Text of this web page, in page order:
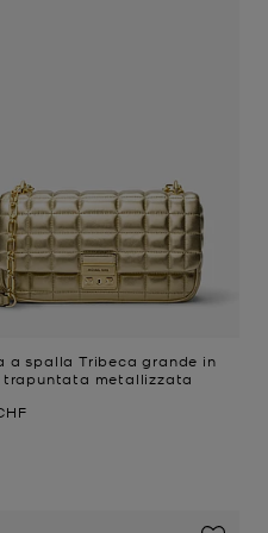
a spalla Tribeca grande in
trapuntata metallizzata
attuale